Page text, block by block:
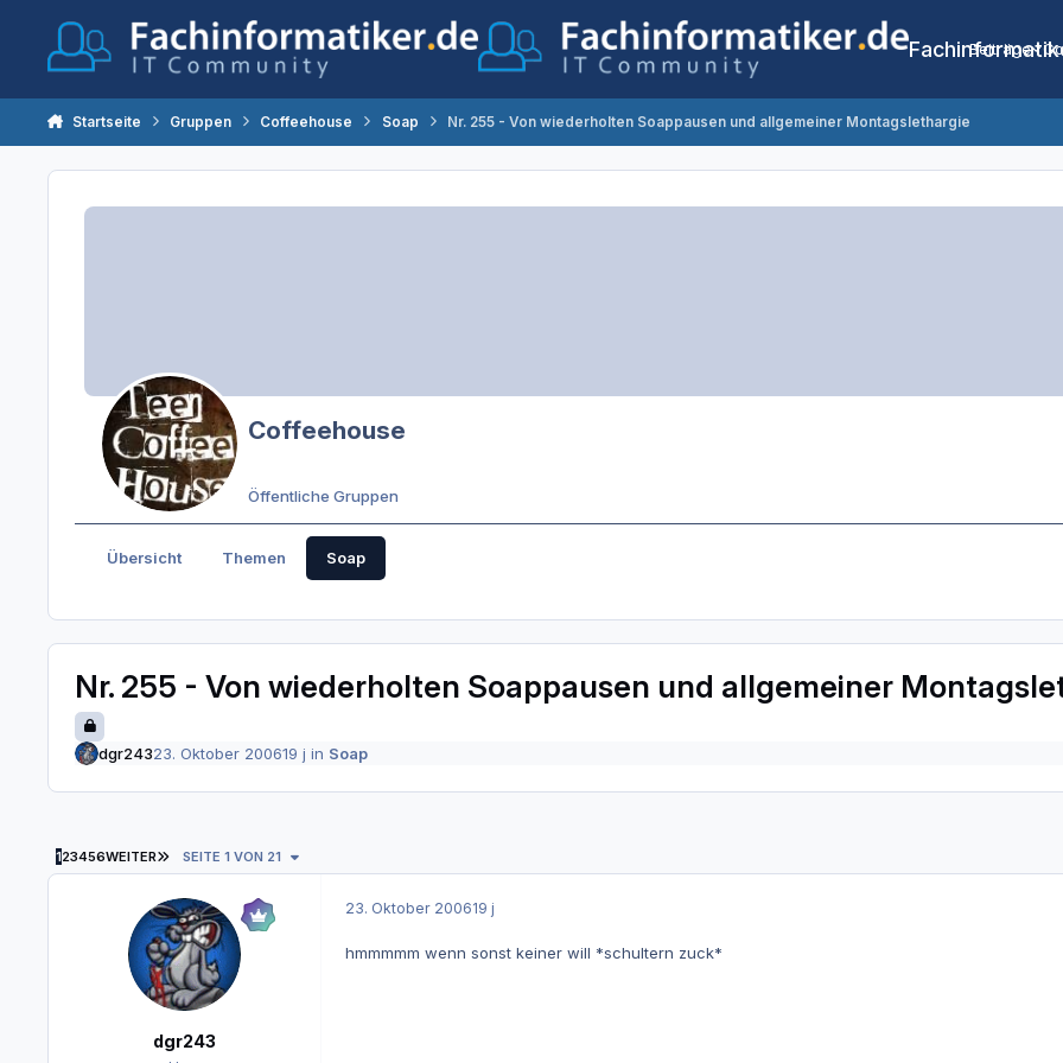
Beiträge
Startseite Gruppen Coffeehouse Soap Nr. 255 - Von wiederholten Soappausen und allgemeiner Montagslethargie
Coffeehouse
Öffentliche Gruppen
Übersicht Themen Soap
Nr. 255 - Von wiederholten Soappausen und allgemeiner
dgr24323. Oktober 200619 j in Soap
123456WEITER LETZTE SEITE
SEITE 1 VON 21
dgr243
23. Oktober 200619 j
hmmmmm wenn sonst keiner will *schultern zuck*